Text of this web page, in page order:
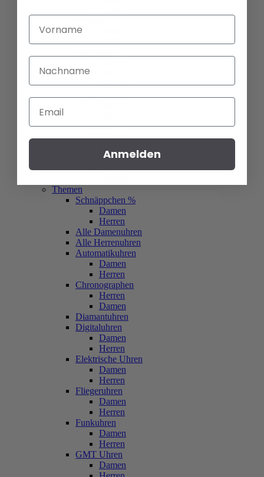
I.N.O.X.
Withings
Damen
Zeppelin
Herren
Themen
Schnäppchen %
Damen
Herren
Alle Damenuhren
Alle Herrenuhren
Automatikuhren
Damen
Herren
Chronographen
Herren
Damen
Diamantuhren
Digitaluhren
Damen
Herren
Elektrische Uhren
Damen
Herren
Fliegeruhren
Damen
Herren
Funkuhren
Damen
Herren
GMT Uhren
Damen
Vorname
Nachname
Email
Anmelden